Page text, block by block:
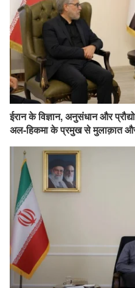
ईरान के विज्ञान, अनुसंधान और
अल-हिकमा के प्रमुख से मुलाक़ात